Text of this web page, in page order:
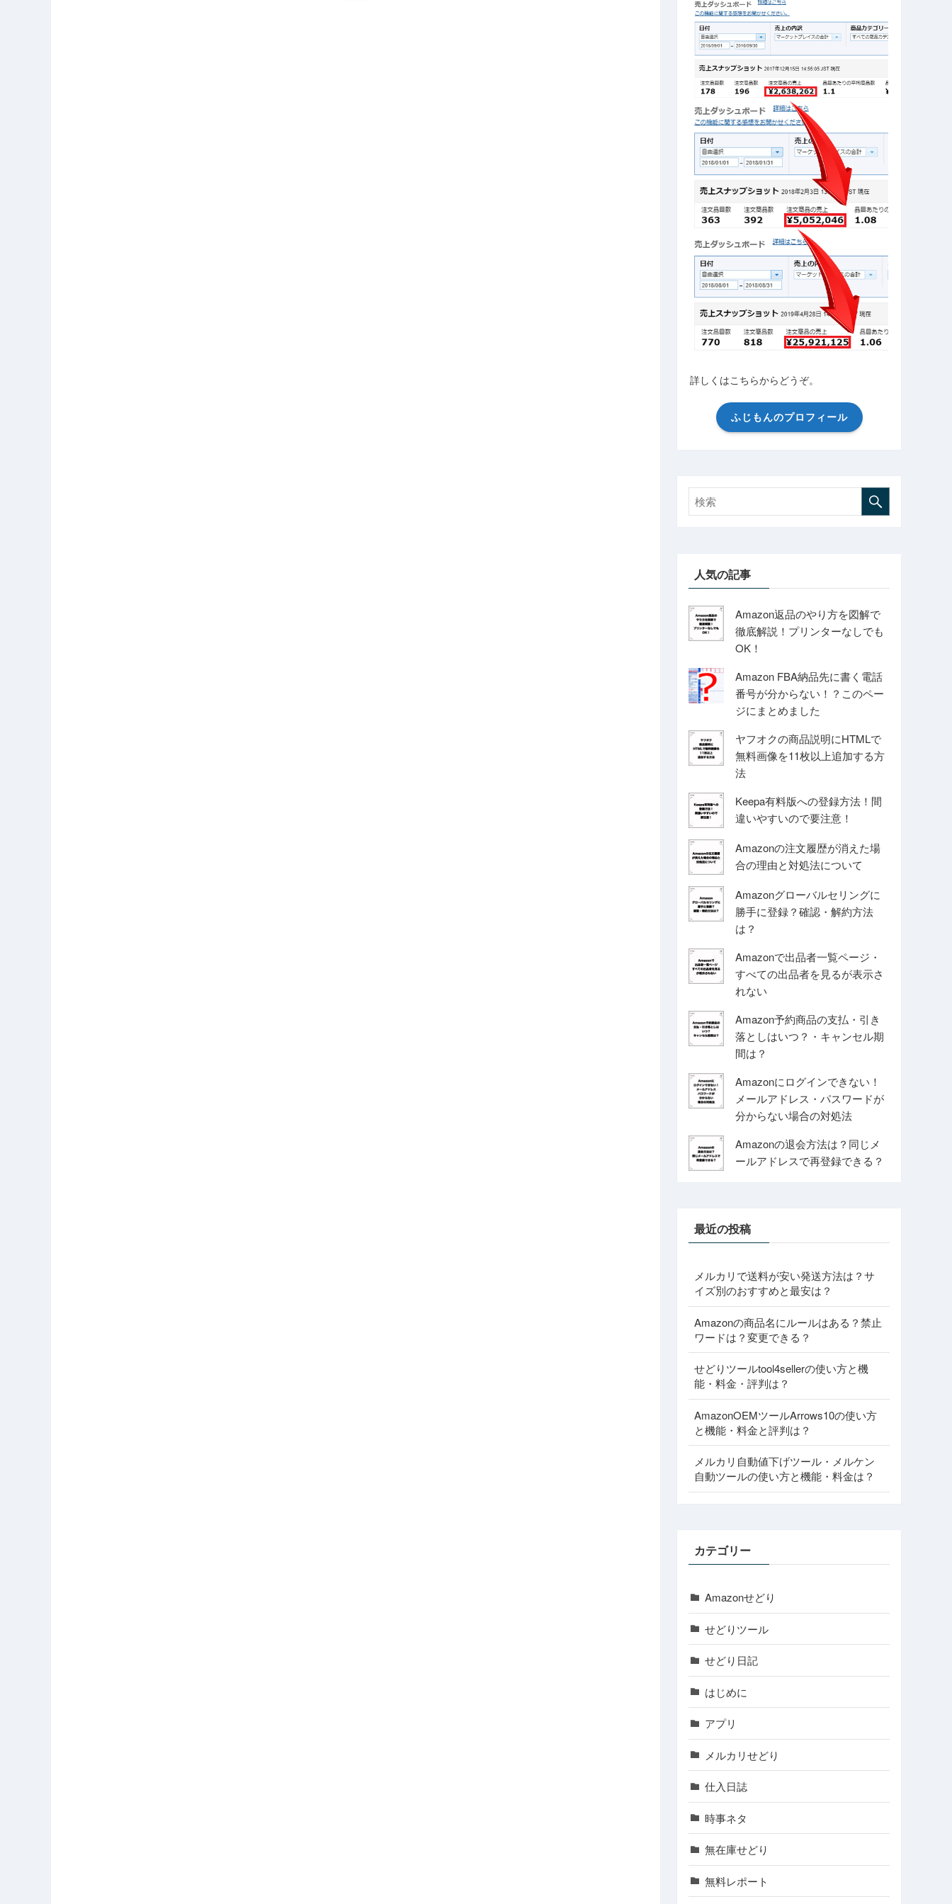
詳しくはこちらからどうぞ。
ふじもんのプロフィール
人気の記事
Amazon返品のやり方を図解で
徹底解説！プリンターなしでも
OK！
Amazon FBA納品先に書く電話
番号が分からない！？このペー
ジにまとめました
ヤフオクの商品説明にHTMLで
無料画像を11枚以上追加する方
法
Keepa有料版への登録方法！間
違いやすいので要注意！
Amazonの注文履歴が消えた場
合の理由と対処法について
Amazonグローバルセリングに
勝手に登録？確認・解約方法
は？
Amazonで出品者一覧ページ・
すべての出品者を見るが表示さ
れない
Amazon予約商品の支払・引き
落としはいつ？・キャンセル期
間は？
Amazonにログインできない！
メールアドレス・パスワードが
分からない場合の対処法
Amazonの退会方法は？同じメ
ールアドレスで再登録できる？
最近の投稿
メルカリで送料が安い発送方法は？サ
イズ別のおすすめと最安は？
Amazonの商品名にルールはある？禁止
ワードは？変更できる？
せどりツールtool4sellerの使い方と機
能・料金・評判は？
AmazonOEMツールArrows10の使い方
と機能・料金と評判は？
メルカリ自動値下げツール・メルケン
自動ツールの使い方と機能・料金は？
カテゴリー
Amazonせどり
せどりツール
せどり日記
はじめに
アプリ
メルカリせどり
仕入日誌
時事ネタ
無在庫せどり
無料レポート